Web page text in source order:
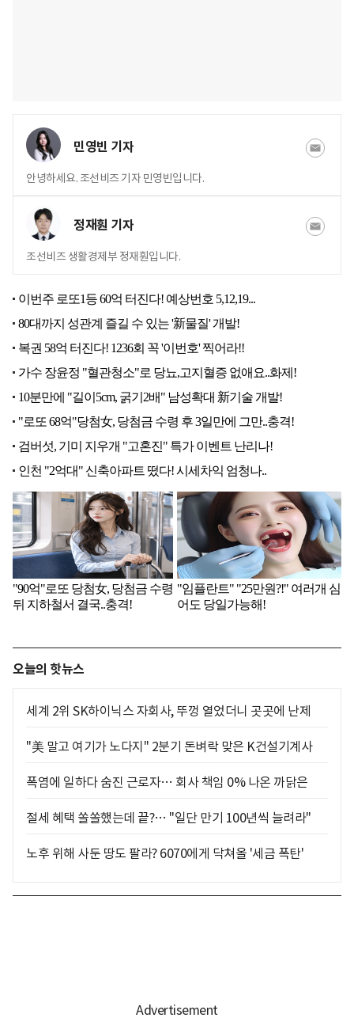
민영빈 기자
안녕하세요. 조선비즈 기자 민영빈입니다.
정재훤 기자
조선비즈 생활경제부 정재훤입니다.
오늘의 핫뉴스
세계 2위 SK하이닉스 자회사, 뚜껑 열었더니 곳곳에 난제
"美 말고 여기가 노다지" 2분기 돈벼락 맞은 K건설기계사
폭염에 일하다 숨진 근로자… 회사 책임 0% 나온 까닭은
절세 혜택 쏠쏠했는데 끝?… "일단 만기 100년씩 늘려라"
노후 위해 사둔 땅도 팔라? 6070에게 닥쳐올 '세금 폭탄'